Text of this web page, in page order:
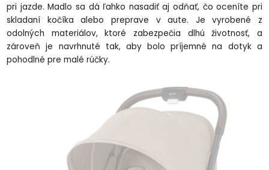
pri jazde. Madlo sa dá ľahko nasadiť aj odňať, čo oceníte pri
skladaní kočíka alebo preprave v aute. Je vyrobené z
odolných materiálov, ktoré zabezpečia dlhúživotnosť, a
zároveň je navrhnuté tak, aby bolo príjemné na dotyk a
pohodlné pre malé rúčky.